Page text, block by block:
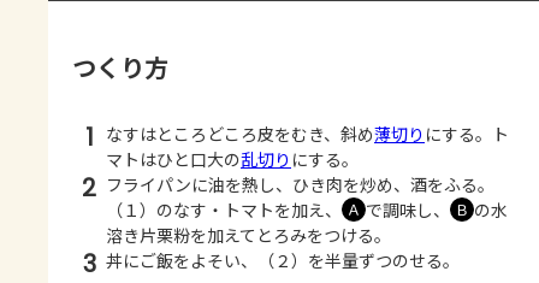
つくり方
1 なすはところどころ皮をむき、斜め薄切り にする。ト
マトはひと口大の乱切り にする。
2 フライパンに油を熱し、ひき肉を炒め、酒をふる。
（１）のなす・トマトを加え、
Ａ で調味し、 Ｂ の水
溶き片栗粉を加えてとろみをつける。
3 丼にご飯をよそい、（２）を半量ずつのせる。